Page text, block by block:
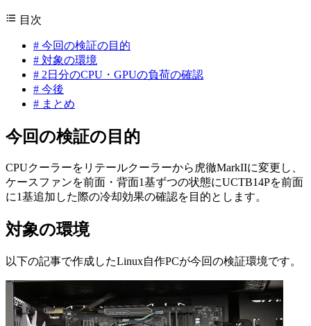
目次
# 今回の検証の目的
# 対象の環境
# 2日分のCPU・GPUの負荷の確認
# 今後
# まとめ
今回の検証の目的
CPUクーラーをリテールクーラーから虎徹MarkIIに変更し、
ケースファンを前面・背面1基ずつの状態にUCTB14Pを前面
に1基追加した際の冷却効果の確認を目的とします。
対象の環境
以下の記事で作成したLinux自作PCが今回の検証環境です。